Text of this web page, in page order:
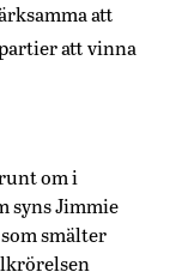
att
att vinna
om i
syns Jimmie
smälter